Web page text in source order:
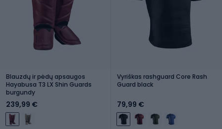
Blauzdų ir pėdų apsaugos
Hayabusa T3 LX Shin Guards
burgundy
239,99 €
Vyriškas rashguard Core Rash
Guard black
79,99 €